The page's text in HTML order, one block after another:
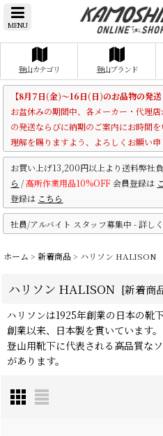
MENU
登山カテゴリ 登山ブランド
【8月7日(金)～16日(日)のお品物の発送
お盆休みの期間中、各メーカー・代理
の発送ならびに納期のご案内にお時間
理解を賜りますよう、よろしくお願い申
お買い上げ13,200円以上より送料弊社
ら /高所作業用品10%OFF 会員登録は
登録は こちら
社員/アルバイト スタッフ募集中 - 詳し
ホーム > 新着商品> ハリソン HALISON
ハリソン HALISON [新着商
ハリソンは1925年創業の日本の靴
創業以来、日本製を貫いています。
登山用靴下に代表される高品質な
があります。